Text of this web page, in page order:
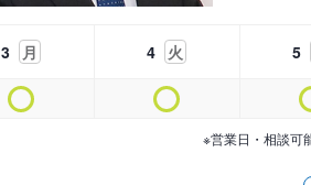
3 月 4 火 5
※営業日・相談可